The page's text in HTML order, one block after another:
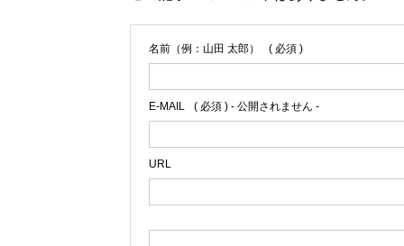
名前（例：山田 太郎） ( 必須 )
E-MAIL ( 必須 ) - 公開されません -
URL